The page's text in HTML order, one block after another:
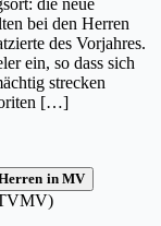
bei den Herren
des Vorjahres.
ein, so dass sich
strecken
[…]